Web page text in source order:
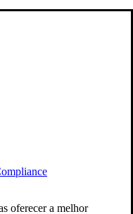
oferecer a melhor